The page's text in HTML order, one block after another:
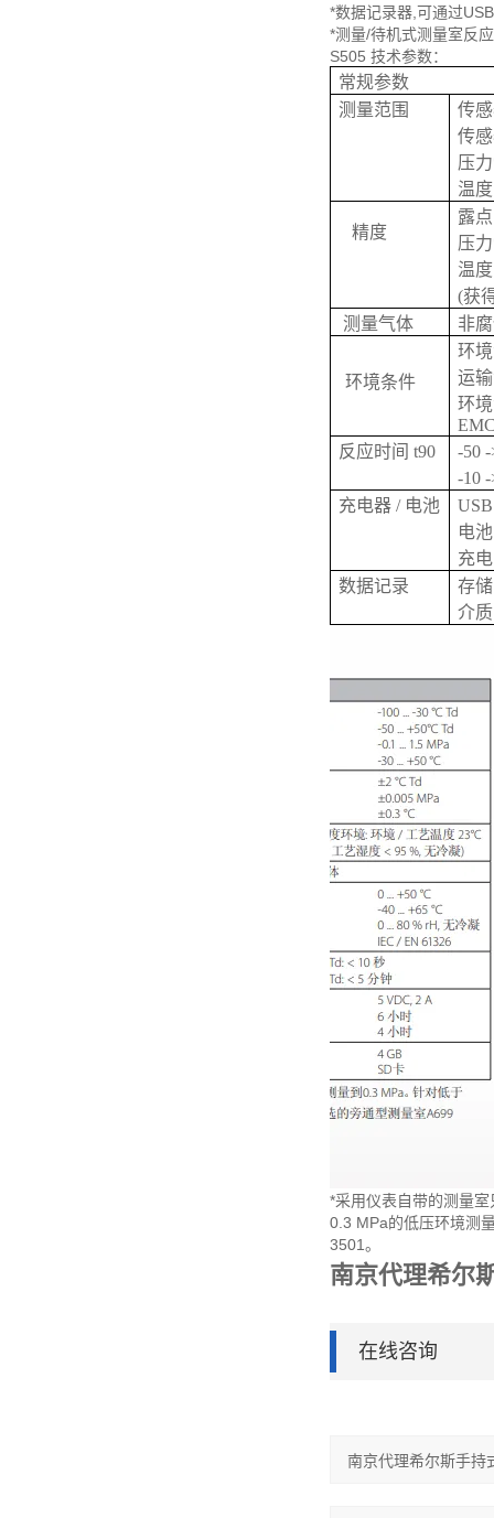
*数据记录器,可通过
*测量/待机式测量室反
S505 技术参数：
常规参数
测量范围
传
传
压
温
精度
露
压
温
(获
测量气体
非
环境条件
环
运
环
反应时间 t90
-50
-10
充电器 / 电池
电
充
数据记录
存
介
*采用仪表自带的测量
0.3 MPa的低压环境测
3501。
南京代理希尔
在线咨询